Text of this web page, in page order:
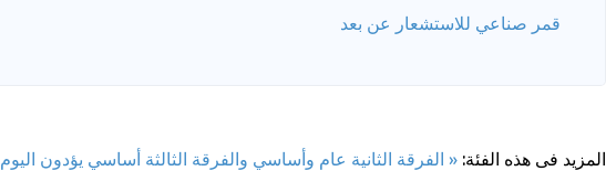
قمر صناعي للاستشعار عن بعد
المزيد فى هذه الفئة: « الفرقة الثانية عام وأساسي والفرقة الثالثة أساسي يؤدون اليوم